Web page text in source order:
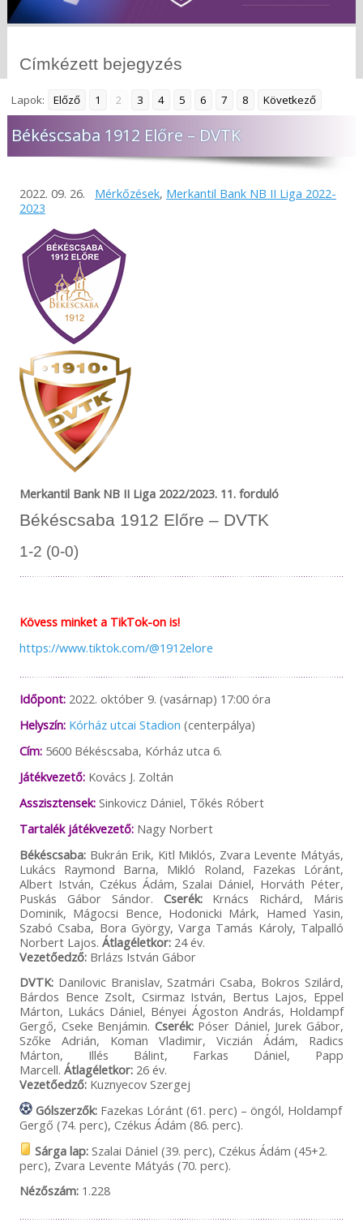
Címkézett bejegyzés
Lapok: Előző 1 2 3 4 5 6 7 8 Következő
Békéscsaba 1912 Előre – DVTK
2022. 09. 26. Mérkőzések, Merkantil Bank NB II Liga 2022-
2023
Merkantil Bank NB II Liga 2022/2023. 11. forduló
Békéscsaba 1912 Előre – DVTK
1-2 (0-0)
Kövess minket a TikTok-on is!
https://www.tiktok.com/@1912elore
Időpont:2022. október 9. (vasárnap) 17:00 óra
Helyszín: Kórház utcai Stadion (centerpálya)
Cím:5600 Békéscsaba, Kórház utca 6.
Játékvezető:Kovács J. Zoltán
Asszisztensek:Sinkovicz Dániel, Tőkés Róbert
Tartalék játékvezető:Nagy Norbert
Békéscsaba:Bukrán Erik, Kitl Miklós, Zvara Levente Mátyás,
Lukács Raymond Barna, Mikló Roland, Fazekas Lóránt,
Albert István, Czékus Ádám, Szalai Dániel, Horváth Péter,
Puskás Gábor Sándor. Cserék:Krnács Richárd, Máris
Dominik, Mágocsi Bence, Hodonicki Márk, Hamed Yasin,
Szabó Csaba, Bora György, Varga Tamás Károly, Talpalló
Norbert Lajos. Átlagéletkor:24 év.
Vezetőedző:Brlázs István Gábor
DVTK:Danilovic Branislav, Szatmári Csaba, Bokros Szilárd,
Bárdos Bence Zsolt, Csirmaz István, Bertus Lajos, Eppel
Márton, Lukács Dániel, Bényei Ágoston András, Holdampf
Gergő, Cseke Benjámin. Cserék:Póser Dániel, Jurek Gábor,
Szőke Adrián, Koman Vladimir, Viczián Ádám, Radics
Márton, Illés Bálint, Farkas Dániel, Papp
Marcell. Átlagéletkor:26 év.
Vezetőedző:Kuznyecov Szergej
Gólszerzők:Fazekas Lóránt (61. perc) – öngól, Holdampf
Gergő (74. perc), Czékus Ádám (86. perc).
Sárga lap:Szalai Dániel (39. perc), Czékus Ádám (45+2.
perc), Zvara Levente Mátyás (70. perc).
Nézőszám:1.228